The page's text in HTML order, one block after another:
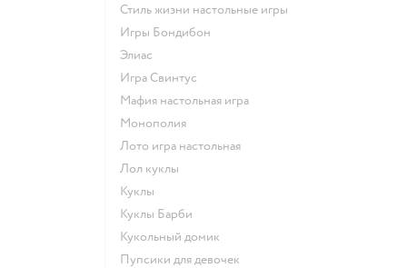
Стиль жизни настольные игры
Игры Бондибон
Элиас
Игра Свинтус
Мафия настольная игра
Монополия
Лото игра настольная
Лол куклы
Куклы
Куклы Барби
Кукольный домик
Пупсики для девочек